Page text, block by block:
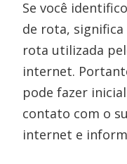
Se você
de rota,
rota utilizada
internet.
pode fazer
contato com o
internet e